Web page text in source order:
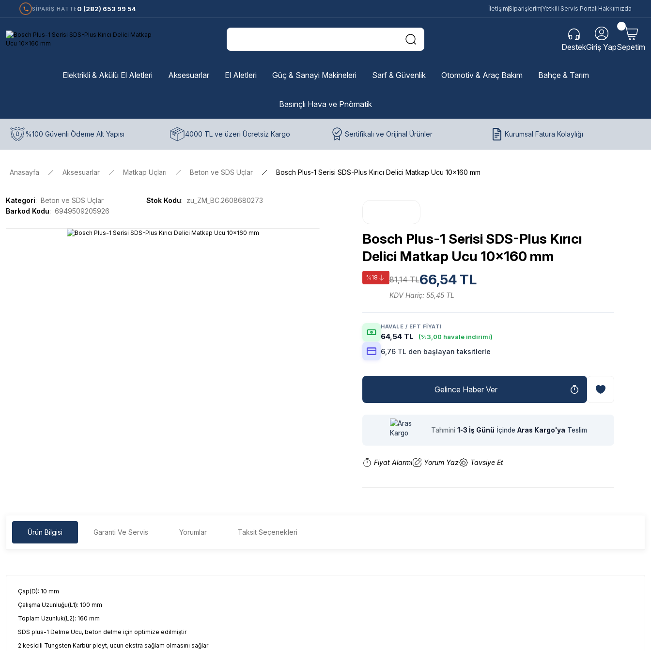
SİPARİŞ HATTI: 0 (282) 653 99 54 İletişimSiparişlerim Yetkili Servis Portalı Hakkımızda
DestekGiriş YapSepetim
Elektrikli & Akülü El Aletleri Aksesuarlar El Aletleri Güç & Sanayi Makineleri Sarf & Güvenlik Otomotiv & Araç Bakım Bahçe & Tarım
Basınçlı Hava ve Pnömatik
%100 Güvenli Ödeme Alt Yapısı 4000 TL ve üzeri Ücretsiz Kargo Sertifikalı ve Orijinal Ürünler Kurumsal Fatura Kolaylığı
Anasayfa Aksesuarlar Matkap Uçları Beton ve SDS Uçlar Bosch Plus-1 Serisi SDS-Plus Kırıcı Delici Matkap Ucu 10x160 mm
Kategori Beton ve SDS Uçlar Stok Kodu
zu_ZM_BC.2608680273
Barkod Kodu
6949509205926
Bosch Plus-1 Serisi SDS-Plus Kırıcı
Delici Matkap Ucu 10x160 mm
%18 81,14 TL66,54 TL
KDV Hariç: 55,45 TL
HAVALE / EFT FIYATI
64,54 TL (%3,00 havale indirimi)
6,76 TL den başlayan taksitlerle
Gelince Haber Ver
Tahmini 1-3 İş Günü İçinde Aras Kargo'ya Teslim
Fiyat Alarmı Yorum Yaz Tavsiye Et
Ürün Bilgisi Garanti Ve Servis Yorumlar Taksit Seçenekleri
Çap(D): 10 mm
Çalışma Uzunluğu(L1): 100 mm
Toplam Uzunluk(L2): 160 mm
SDS plus-1 Delme Ucu, beton delme için optimize edilmiştir
2 kesicili Tungsten Karbür pleyt, ucun ekstra sağlam olmasını sağlar